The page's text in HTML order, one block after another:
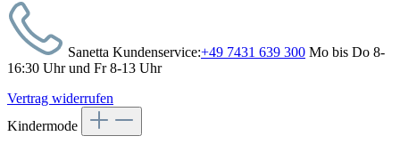
Sanetta Kundenservice:+49 7431 639 300 Mo bis Do 8-
16:30 Uhr und Fr 8-13 Uhr
Vertrag widerrufen
Kindermode